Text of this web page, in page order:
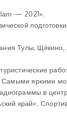
— 2021».
подготовки,
Тулы, Щёкино,
Самыми яркими
в
край».